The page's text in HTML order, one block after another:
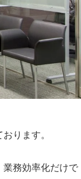
ります。
業務効率化だけで